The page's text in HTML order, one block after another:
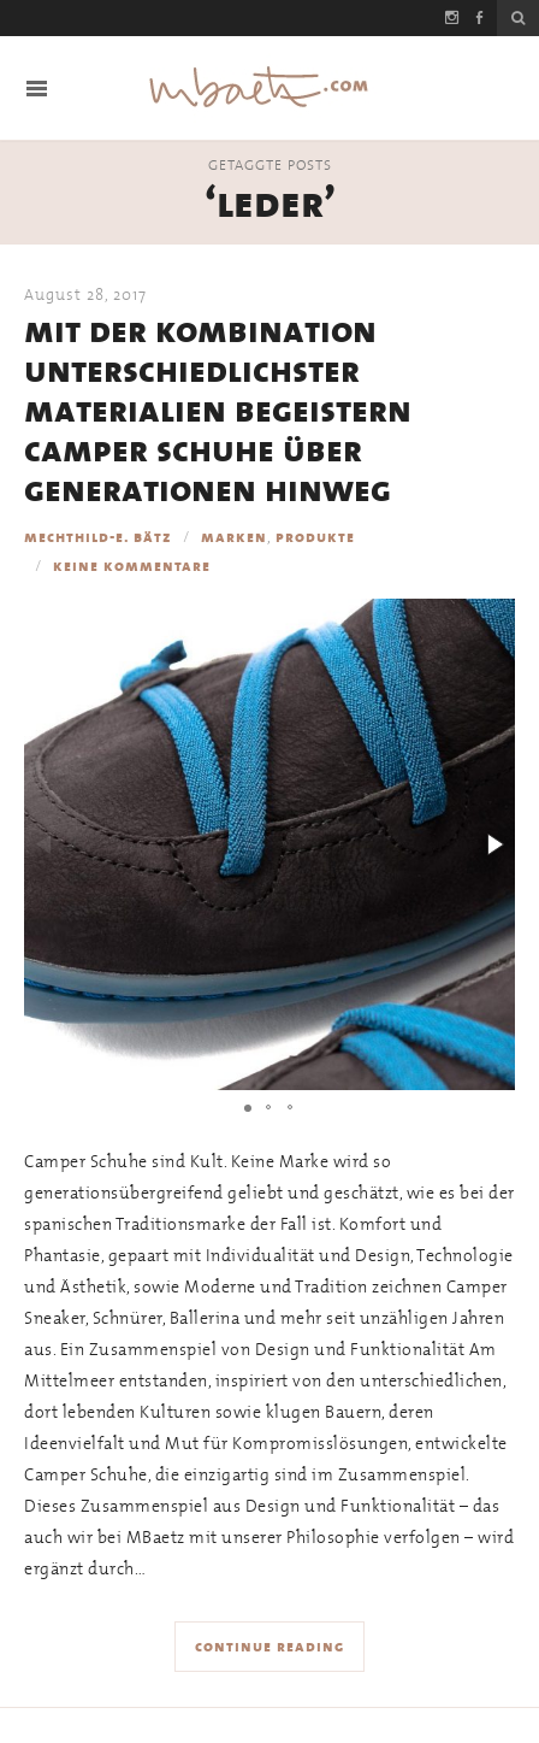
GETAGGTE POSTS
‘leder’
August 28, 2017
mit der kombination
unterschiedlichster
materialien begeistern
camper schuhe über
generationen hinweg
mechthild-e. bätz marken, produkte
keine kommentare
Camper Schuhe sind Kult. Keine Marke wird so
generationsübergreifend geliebt und geschätzt, wie es bei der
spanischen Traditionsmarke der Fall ist. Komfort und
Phantasie, gepaart mit Individualität und Design, Technologie
und Ästhetik, sowie Moderne und Tradition zeichnen Camper
Sneaker, Schnürer, Ballerina und mehr seit unzähligen Jahren
aus. Ein Zusammenspiel von Design und Funktionalität Am
Mittelmeer entstanden, inspiriert von den unterschiedlichen,
dort lebenden Kulturen sowie klugen Bauern, deren
Ideenvielfalt und Mut für Kompromisslösungen, entwickelte
Camper Schuhe, die einzigartig sind im Zusammenspiel.
Dieses Zusammenspiel aus Design und Funktionalität – das
auch wir bei MBaetz mit unserer Philosophie verfolgen – wird
ergänzt durch…
continue reading